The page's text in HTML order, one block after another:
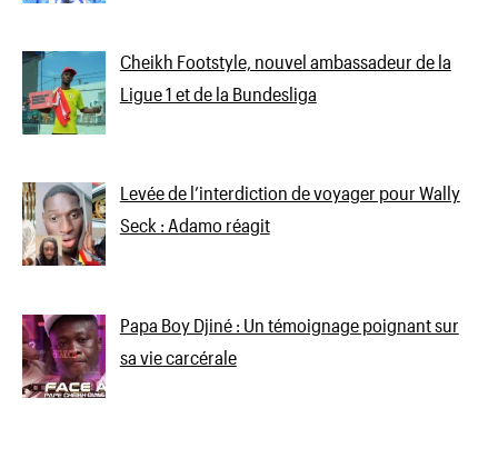
Cheikh Footstyle, nouvel ambassadeur de la
Ligue 1 et de la Bundesliga
Levée de l’interdiction de voyager pour Wally
Seck : Adamo réagit
Papa Boy Djiné : Un témoignage poignant sur
sa vie carcérale